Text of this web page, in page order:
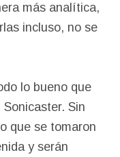
más analítica,
incluso, no se
lo bueno que
Sin
que se tomaron
y serán